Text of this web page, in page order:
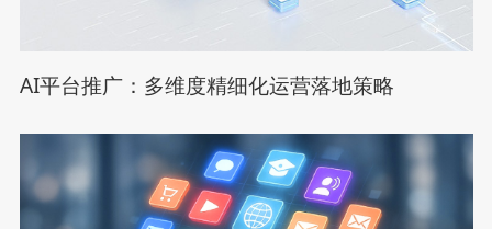
AI平台推广：多维度精细化运营落地策略